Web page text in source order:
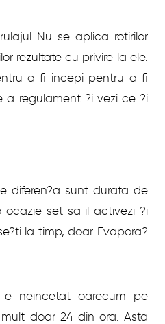
Nu se aplica rotirilor
rezultate cu privire la ele.
a fi incepi pentru a fi
a regulament ?i vezi ce ?i
diferen?a sunt durata de
ocazie set sa il activezi ?i
la timp, doar Evapora?
e neincetat oarecum pe
doar 24 din ora. Asta